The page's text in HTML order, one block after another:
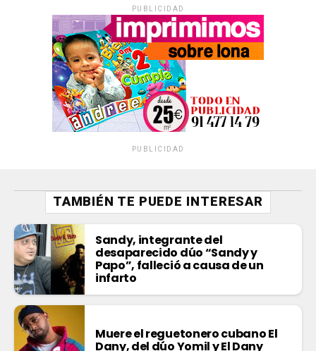
PUBLICIDAD
PUBLICIDAD
TAMBIÉN TE PUEDE INTERESAR
Sandy, integrante del
desaparecido dúo “Sandy y
Papo”, falleció a causa de un
infarto
Muere el reguetonero cubano El
Dany, del dúo Yomil y El Dany